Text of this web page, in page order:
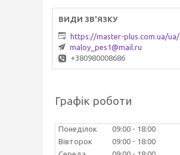
https://master-plus.com.ua/ua/
maloy_pes1@mail.ru
+380980008686
Графік роботи
Понеділок 09:00
18:00
Вівторок
09:00
18:00